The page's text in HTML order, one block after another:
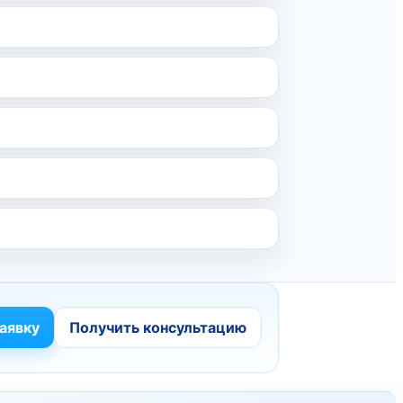
Получить консультацию